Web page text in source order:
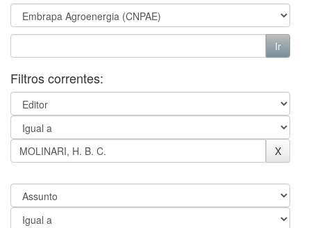
Filtros correntes: